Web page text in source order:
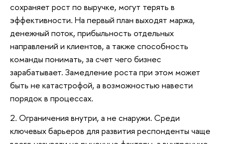
сохраняет рост по выручке, могут терять в
эффективности. На первый план выходят маржа,
денежный поток, прибыльность отдельных
направлений и клиентов, а также способность
команды понимать, за счет чего бизнес
зарабатывает. Замедление роста при этом может
быть не катастрофой, а возможностью навести
порядок в процессах.
2. Ограничения внутри, а не снаружи. Среди
ключевых барьеров для развития респонденты чаще